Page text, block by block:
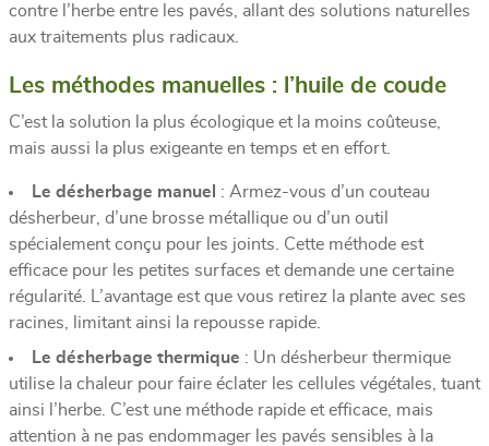
contre l’herbe entre les pavés, allant des solutions naturelles
aux traitements plus radicaux.
Les méthodes manuelles : l’huile de coude
C’est la solution la plus écologique et la moins coûteuse,
mais aussi la plus exigeante en temps et en effort.
Le désherbage manuel
: Armez-vous d’un couteau
désherbeur, d’une brosse métallique ou d’un outil
spécialement conçu pour les joints. Cette méthode est
efficace pour les petites surfaces et demande une certaine
régularité. L’avantage est que vous retirez la plante avec ses
racines, limitant ainsi la repousse rapide.
Le désherbage thermique : Un désherbeur thermique
utilise la chaleur pour faire éclater les cellules végétales, tuant
ainsi l’herbe. C’est une méthode rapide et efficace, mais
attention à ne pas endommager les pavés sensibles à la